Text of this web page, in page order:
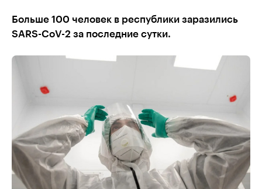
Больше 100 человек в республики заразились
SARS-CoV-2 за последние сутки.